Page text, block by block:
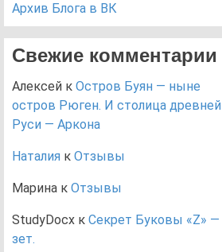
Архив Блога в ВК
Свежие комментарии
Алексей к Остров Буян — ныне
остров Рюген. И столица древней
Руси — Аркона
Наталия к Отзывы
Марина к Отзывы
StudyDocx к Секрет Буковы «Z» —
зет.